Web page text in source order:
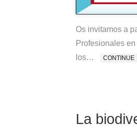
Os invitamos a
Profesionales
los…
CONTINUE
La